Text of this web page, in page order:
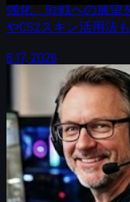
強化、9z戦への展望
やCS2スキン活用法も
6 17, 2026